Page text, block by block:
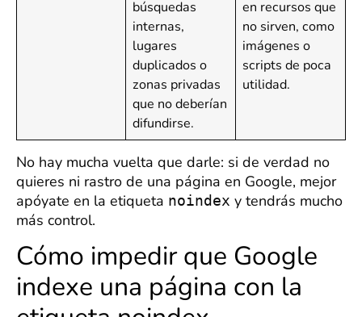
búsquedas
internas,
lugares
duplicados o
zonas privadas
que no deberían
difundirse.
en recursos que
no sirven, como
imágenes o
scripts de poca
utilidad.
No hay mucha vuelta que darle: si de verdad no
quieres ni rastro de una página en Google, mejor
apóyate en la etiqueta noindex y tendrás mucho
más control.
Cómo impedir que Google
indexe una página con la